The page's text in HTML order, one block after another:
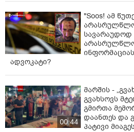
"Soos! ამ
სავარაუდოდ
ადვოკატი?
00:44
მარშის -
გვახსოვს
გმირთა
დაანთეს და
პატივი